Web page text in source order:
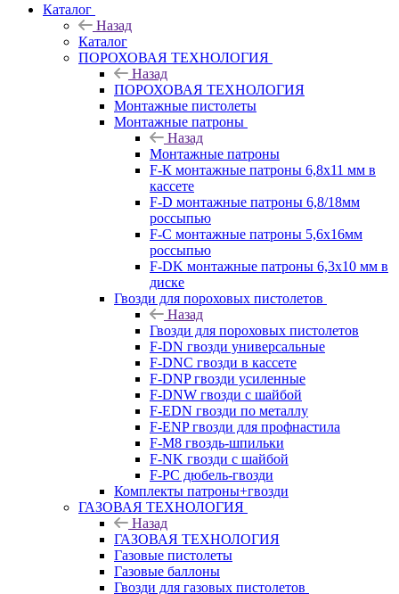
Каталог
Назад
Каталог
ПОРОХОВАЯ ТЕХНОЛОГИЯ
Назад
ПОРОХОВАЯ ТЕХНОЛОГИЯ
Монтажные пистолеты
Монтажные патроны
Назад
Монтажные патроны
F-К монтажные патроны 6,8х11 мм в
кассете
F-D монтажные патроны 6,8/18мм
россыпью
F-C монтажные патроны 5,6х16мм
россыпью
F-DK монтажные патроны 6,3х10 мм в
диске
Гвозди для пороховых пистолетов
Назад
Гвозди для пороховых пистолетов
F-DN гвозди универсальные
F-DNC гвозди в кассете
F-DNP гвозди усиленные
F-DNW гвозди с шайбой
F-EDN гвозди по металлу
F-ENP гвозди для профнастила
F-M8 гвоздь-шпильки
F-NK гвозди с шайбой
F-PC дюбель-гвозди
Комплекты патроны+гвозди
ГАЗОВАЯ ТЕХНОЛОГИЯ
Назад
ГАЗОВАЯ ТЕХНОЛОГИЯ
Газовые пистолеты
Газовые баллоны
Гвозди для газовых пистолетов